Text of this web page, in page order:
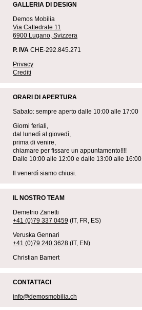
GALLERIA DI DESIGN
Demos Mobilia
Via Cattedrale 11
6900 Lugano, Svizzera
P. IVA CHE-292.845.271
Privacy
Crediti
ORARI DI APERTURA
Sabato: sempre aperto dalle 10:00 alle 17:00
Giorni feriali,
dal lunedì al giovedì,
prima di venire,
chiamare per fissare un appuntamento!!!!
Dalle 10:00 alle 12:00 e dalle 13:00 alle 16:00
Il venerdì siamo chiusi.
IL NOSTRO TEAM
Demetrio Zanetti
+41 (0)79 337 0459 (IT, FR, ES)
Veruska Gennari
+41 (0)79 240 3628 (IT, EN)
Christian Bamert
CONTATTACI
info@demosmobilia.ch